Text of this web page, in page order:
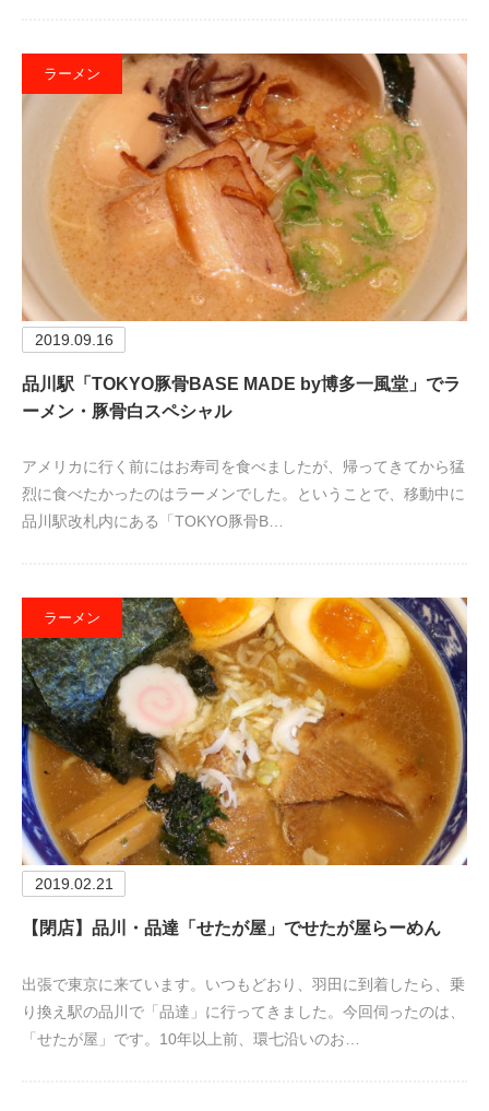
ラーメン
2019.09.16
品川駅「TOKYO豚骨BASE MADE by博多一風堂」でラ
ーメン・豚骨白スペシャル
アメリカに行く前にはお寿司を食べましたが、帰ってきてから猛
烈に食べたかったのはラーメンでした。ということで、移動中に
品川駅改札内にある「TOKYO豚骨B…
ラーメン
2019.02.21
【閉店】品川・品達「せたが屋」でせたが屋らーめん
出張で東京に来ています。いつもどおり、羽田に到着したら、乗
り換え駅の品川で「品達」に行ってきました。今回伺ったのは、
「せたが屋」です。10年以上前、環七沿いのお…